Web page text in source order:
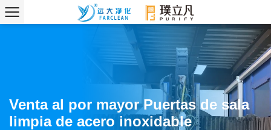
Venta al por mayor Puertas de sala
limpia de acero inoxidable